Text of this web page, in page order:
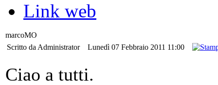
Link web
marcoMO
Scritto da Administrator
Lunedì 07 Febbraio 2011 11:00
Ciao a tutti.